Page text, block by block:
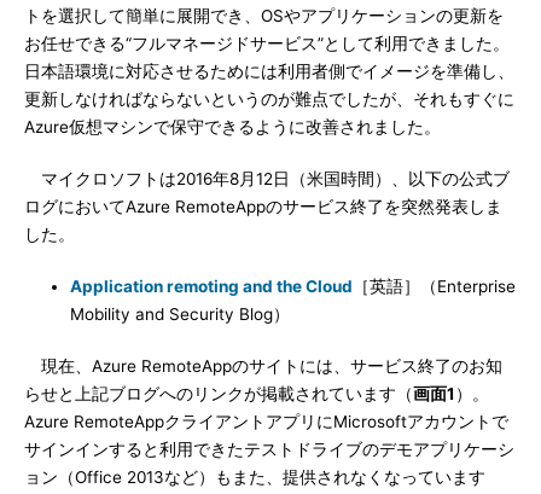
トを選択して簡単に展開でき、OSやアプリケーションの更新を
お任せできる“フルマネージドサービス”として利用できました。
日本語環境に対応させるためには利用者側でイメージを準備し、
更新しなければならないというのが難点でしたが、それもすぐに
Azure仮想マシンで保守できるように改善されました。
マイクロソフトは2016年8月12日（米国時間）、以下の公式ブ
ログにおいてAzure RemoteAppのサービス終了を突然発表しま
した。
Application remoting and the Cloud ［英語］（Enterprise
Mobility and Security Blog）
現在、Azure RemoteAppのサイトには、サービス終了のお知
らせと上記ブログへのリンクが掲載されています（画面1 ）。
Azure RemoteAppクライアントアプリにMicrosoftアカウントで
サインインすると利用できたテストドライブのデモアプリケーシ
ョン（Office 2013など）もまた、提供されなくなっています